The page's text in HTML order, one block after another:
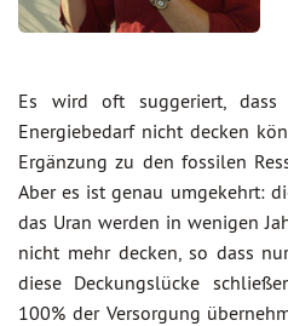
Es wird oft suggeriert, dass
Energiebedarf nicht decken
Ergänzung zu den fossilen
Aber es ist genau umgekehrt:
das Uran werden in wenigen
nicht mehr decken, so dass
diese Deckungslücke
100% der Versorgung